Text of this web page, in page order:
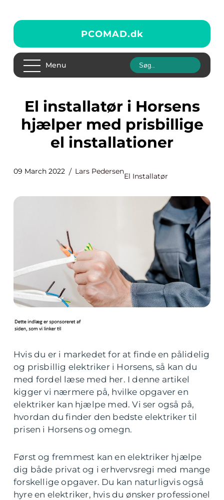
PCOMAD.dk
Menu
El installatør i Horsens
hjælper med prisbillige
el installationer
09 March 2022 Lars Pedersen
El Installatør
Hvis du er i markedet for at finde en pålidelig
og prisbillig elektriker i Horsens, så kan du
med fordel læse med her. I denne artikel
kigger vi nærmere på, hvilke opgaver en
elektriker kan hjælpe med. Vi ser også på,
hvordan du finder den bedste elektriker til
prisen i Horsens og omegn.
Først og fremmest kan en elektriker hjælpe
dig både privat og i erhvervsregi med mange
forskellige opgaver. Du kan naturligvis også
hyre en elektriker, hvis du ønsker professionel